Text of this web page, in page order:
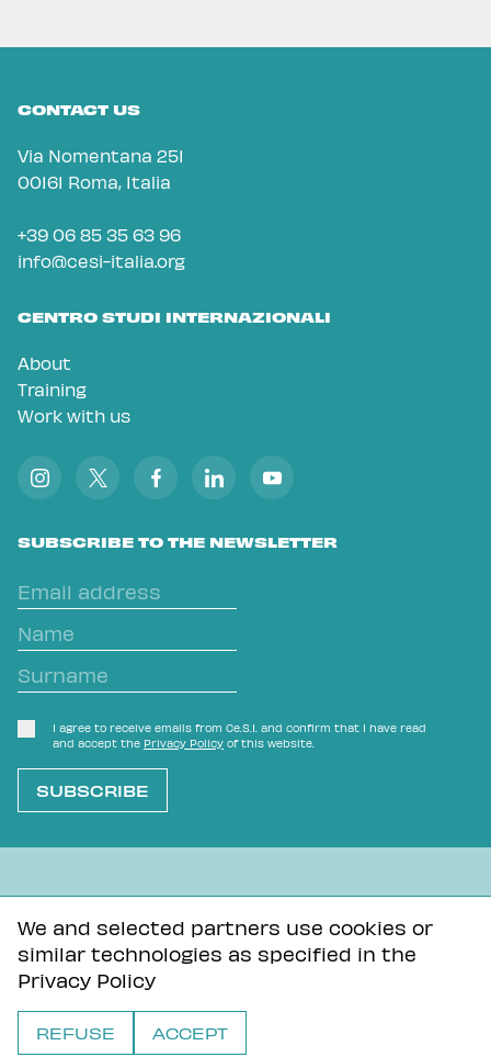
We and selected partners use cookies or
similar technologies as specified in the
Privacy Policy
REFUSE ACCEPT
CONTACT US
Via Nomentana 251
00161 Roma, Italia
+39 06 85 35 63 96
info@cesi-italia.org
CENTRO STUDI INTERNAZIONALI
About
Training
Work with us
SUBSCRIBE TO THE NEWSLETTER
I agree to receive emails from Ce.S.I. and confirm that I have read
and accept the Privacy Policy of this website.
Privacy Policy
Tutti i contenuti di questa pagina sono distribuiti con
licenza Creative Commons Attribuzione - Condividi allo
stesso modo 3.0 Unported